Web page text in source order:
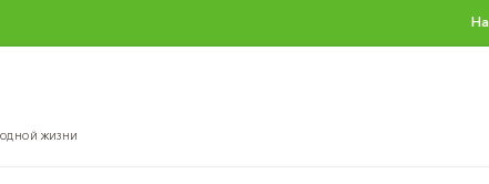
ЖИЗНИ